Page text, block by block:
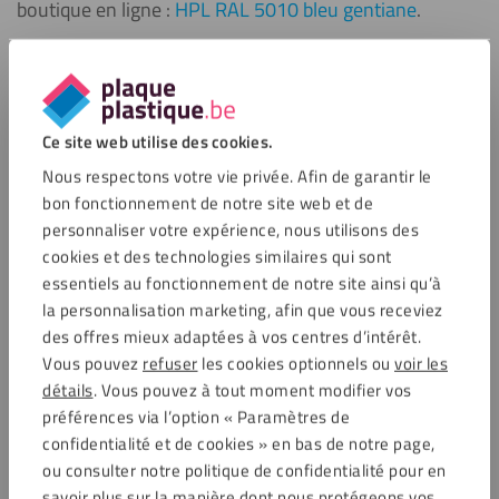
Ce site web utilise des cookies.
Nous respectons votre vie privée. Afin de garantir le
bon fonctionnement de notre site web et de
personnaliser votre expérience, nous utilisons des
cookies et des technologies similaires qui sont
essentiels au fonctionnement de notre site ainsi qu’à
la personnalisation marketing, afin que vous receviez
des offres mieux adaptées à vos centres d’intérêt.
Vous pouvezrefuserles cookies optionnels ou voir les
détails. Vous pouvez à tout moment modifier vos
préférences via l’option « Paramètres de
confidentialité et de cookies » en bas de notre page,
ou consulter notre politique de confidentialité pour en
boutique en ligne : HPL RAL 5010 bleu gentiane.
Spécificités
Chaque vis possède une taille de 4,8 x 38 mm
Elles sont de couleur bleu gentiane RAL 5010
Ces vis sont réalisées à partir d’acier inoxydable, pour
résister aux intempéries
Elles possèdent une tête de forme sphérique
Chaque kit contient un ensemble de 25 vis
Diamètre recommandé du trou de forage: 8 mm
Applications
Ces vis, réalisées à partir d’acier inoxydable de haute qualité,
possèdent un revêtement spécial qui leur permet de résister
à la corrosion, aux UV et aux rayures. Pour fixer les vis,
pensez à utiliser l’embout Torx T20. Ces vis possèdent une